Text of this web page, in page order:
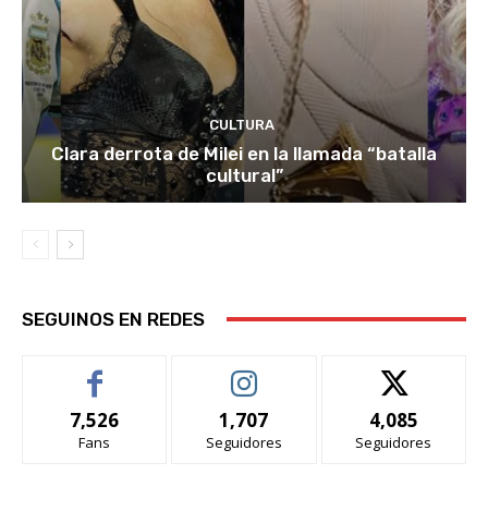
CULTURA
Clara derrota de Milei en la llamada “batalla
cultural”
SEGUINOS EN REDES
7,526
Fans
1,707
Seguidores
4,085
Seguidores